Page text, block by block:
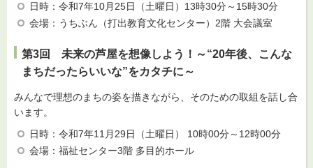
日時：令和7年10月25日（土曜日）13時30分～15時30分
会場：うちぶん（打出教育文化センター）2階 大会議室
第3回 未来の芦屋を想像しよう！～“20年後、こんな
まちだったらいいな”をカタチに～
みんなで理想のまちの姿を描きながら、そのための取組を話し合
います。
日時：令和7年11月29日（土曜日） 10時00分～12時00分
会場：福祉センター3階 多目的ホール